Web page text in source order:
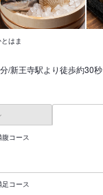
はま
/新王寺駅より徒歩約30秒
腹コース
足コース